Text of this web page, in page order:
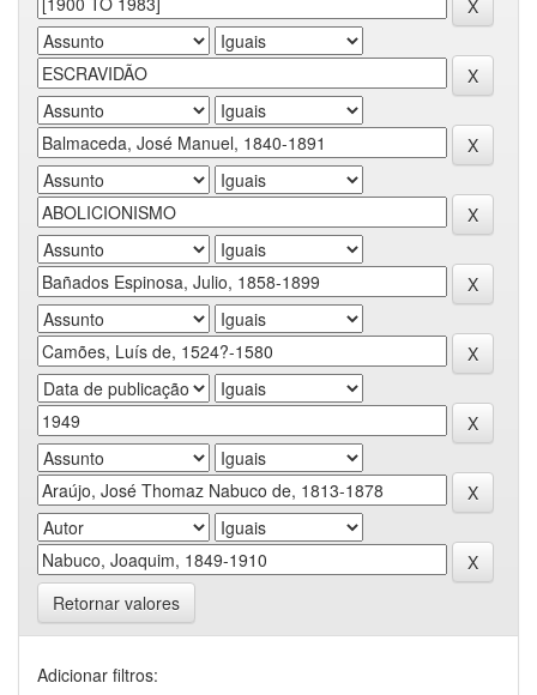
Retornar valores
Adicionar filtros: